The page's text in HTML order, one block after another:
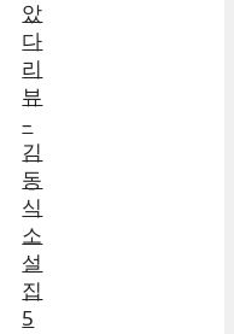
았
다
리
뷰
–
김
동
식
소
설
집
5